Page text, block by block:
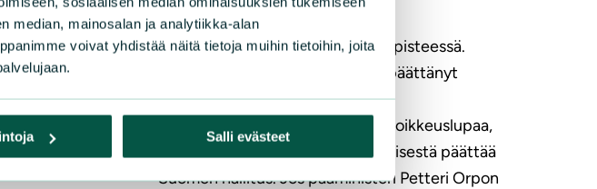
median, mainosalan ja analytiikka-alan
voivat yhdistää näitä tietoja muihin tietoihin, joita
Salli evästeet
Verianilta
Viiankiaavan suojellun aapasuon
pelastusoperaatio on kriittisessä pisteessä.
Lapin maakuntaliiton hallitus on päättänyt
hakea hanketta varten laaditulle
vaihemaakuntakaavalle Natura-poikkeuslupaa,
jonka myöntämisestä tai hylkäämisestä päättää
Suomen hallitus. Jos pääministeri Petteri Orpon